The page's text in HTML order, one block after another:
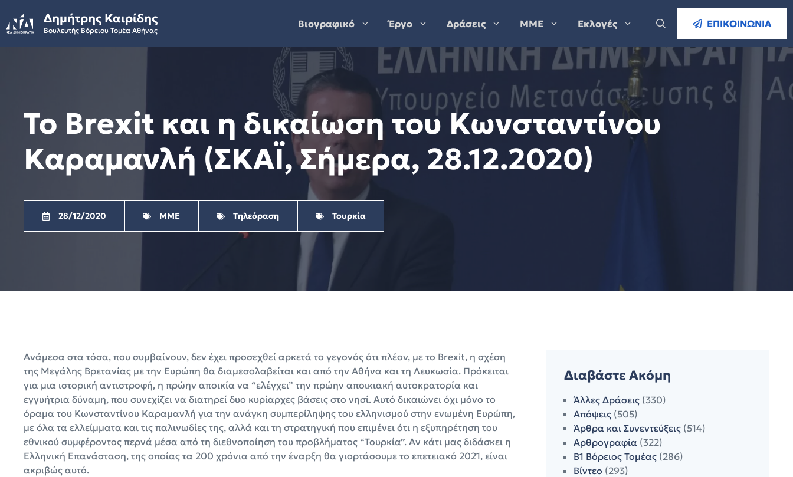
to
content
Δημήτρης Καιρίδης
Βουλευτής Βόρειου Τομέα Αθήνας
Βιογραφικό Έργο Δράσεις ΜΜΕ Εκλογές ΕΠΙΚΟΙΝΩΝΙΑ
Το Brexit και η δικαίωση του Κωνσταντίνου
Καραμανλή (ΣΚΑΪ, Σήμερα, 28.12.2020)
28/12/2020 ΜΜΕ Τηλεόραση Τουρκία
Ανάμεσα στα τόσα, που συμβαίνουν, δεν έχει προσεχθεί αρκετά το γεγονός ότι πλέον, με το Brexit, η σχέση
της Μεγάλης Βρετανίας με την Ευρώπη θα διαμεσολαβείται και από την Αθήνα και τη Λευκωσία. Πρόκειται
για μια ιστορική αντιστροφή, η πρώην αποικία να “ελέγχει” την πρώην αποικιακή αυτοκρατορία και
εγγυήτρια δύναμη, που συνεχίζει να διατηρεί δυο κυρίαρχες βάσεις στο νησί. Αυτό δικαιώνει όχι μόνο το
όραμα του Κωνσταντίνου Καραμανλή για την ανάγκη συμπερίληψης του ελληνισμού στην ενωμένη Ευρώπη,
με όλα τα ελλείμματα και τις παλινωδίες της, αλλά και τη στρατηγική που επιμένει ότι η εξυπηρέτηση του
εθνικού συμφέροντος περνά μέσα από τη διεθνοποίηση του προβλήματος “Τουρκία”. Αν κάτι μας διδάσκει η
Ελληνική Επανάσταση, της οποίας τα 200 χρόνια από την έναρξη θα γιορτάσουμε το επετειακό 2021, είναι
ακριβώς αυτό.
Διαβάστε Ακόμη
Άλλες Δράσεις(330)
Απόψεις(505)
Άρθρα και Συνεντεύξεις(514)
Αρθρογραφία(322)
Β1 Βόρειος Τομέας(286)
Βίντεο (293)